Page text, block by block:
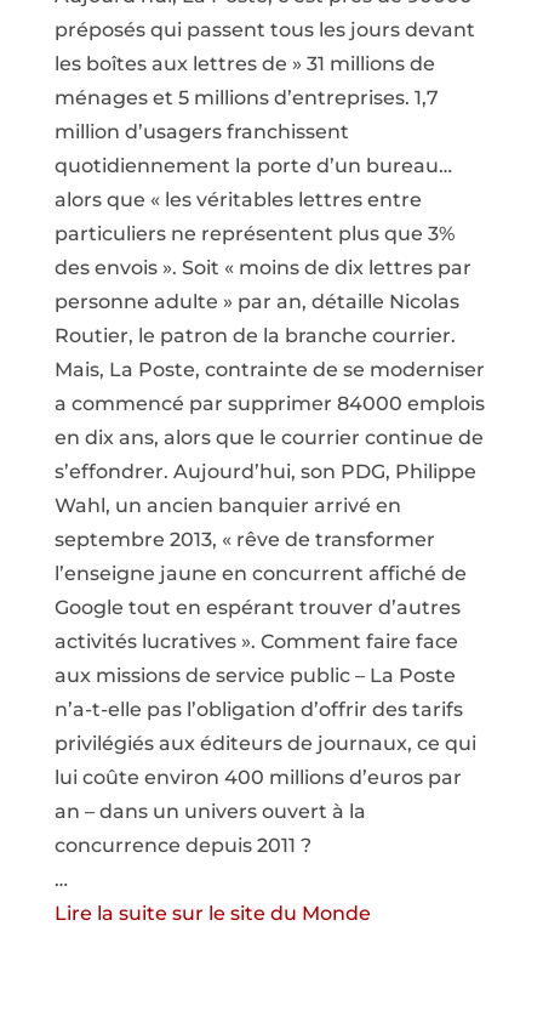
préposés qui passent tous les jours devant
les boîtes aux lettres de » 31 millions de
ménages et 5 millions d’entreprises. 1,7
million d’usagers franchissent
quotidiennement la porte d’un bureau…
alors que « les véritables lettres entre
particuliers ne représentent plus que 3%
des envois ». Soit « moins de dix lettres par
personne adulte » par an, détaille Nicolas
Routier, le patron de la branche courrier.
Mais, La Poste, contrainte de se moderniser
a commencé par supprimer 84000 emplois
en dix ans, alors que le courrier continue de
s’effondrer. Aujourd’hui, son PDG, Philippe
Wahl, un ancien banquier arrivé en
septembre 2013, « rêve de transformer
l’enseigne jaune en concurrent affiché de
Google tout en espérant trouver d’autres
activités lucratives ». Comment faire face
aux missions de service public – La Poste
n’a-t-elle pas l’obligation d’offrir des tarifs
privilégiés aux éditeurs de journaux, ce qui
lui coûte environ 400 millions d’euros par
an – dans un univers ouvert à la
concurrence depuis 2011 ?
…
Lire la suite sur le site du Monde